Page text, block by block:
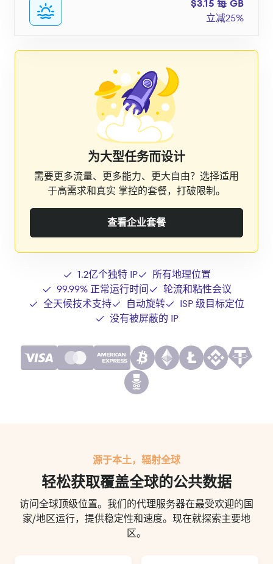
$3.15 每 GB
立减25%
为大型任务而设计
需要更多流量、更多能力、更大自由？选择适用
于高需求和真实 掌控的套餐，打破限制。
查看企业套餐
1.2亿个独特 IP
所有地理位置
99.99% 正常运行时间
轮流和粘性会议
全天候技术支持
自动旋转
ISP 级目标定位
没有被屏蔽的 IP
源于本土，辐射全球
轻松获取覆盖全球的公共数据
访问全球顶级位置。我们的代理服务器在最受欢迎的国
家/地区运行，提供稳定性和速度。现在就探索主要地
区。